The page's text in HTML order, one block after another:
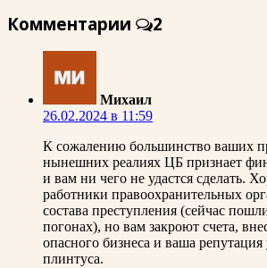
Комментарии 2
Михаил
26.02.2024 в 11:59
К сожалению большинство ваших
нынешних реалиях ЦБ признает
и вам ни чего не удастся сделать.
работники правоохранительных
состава преступления (сейчас
погонах), но вам закроют счета,
опасного бизнеса и ваша
плинтуса.